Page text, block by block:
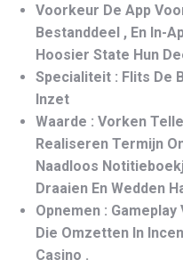
Voorkeur De App
Bestanddeel , En In-
Hoosier State Hun
Specialiteit : Flits De
Inzet
Waarde : Vorken
Realiseren Termijn
Naadloos
Draaien En Wedden
Opnemen :
Die Omzetten In
Casino .